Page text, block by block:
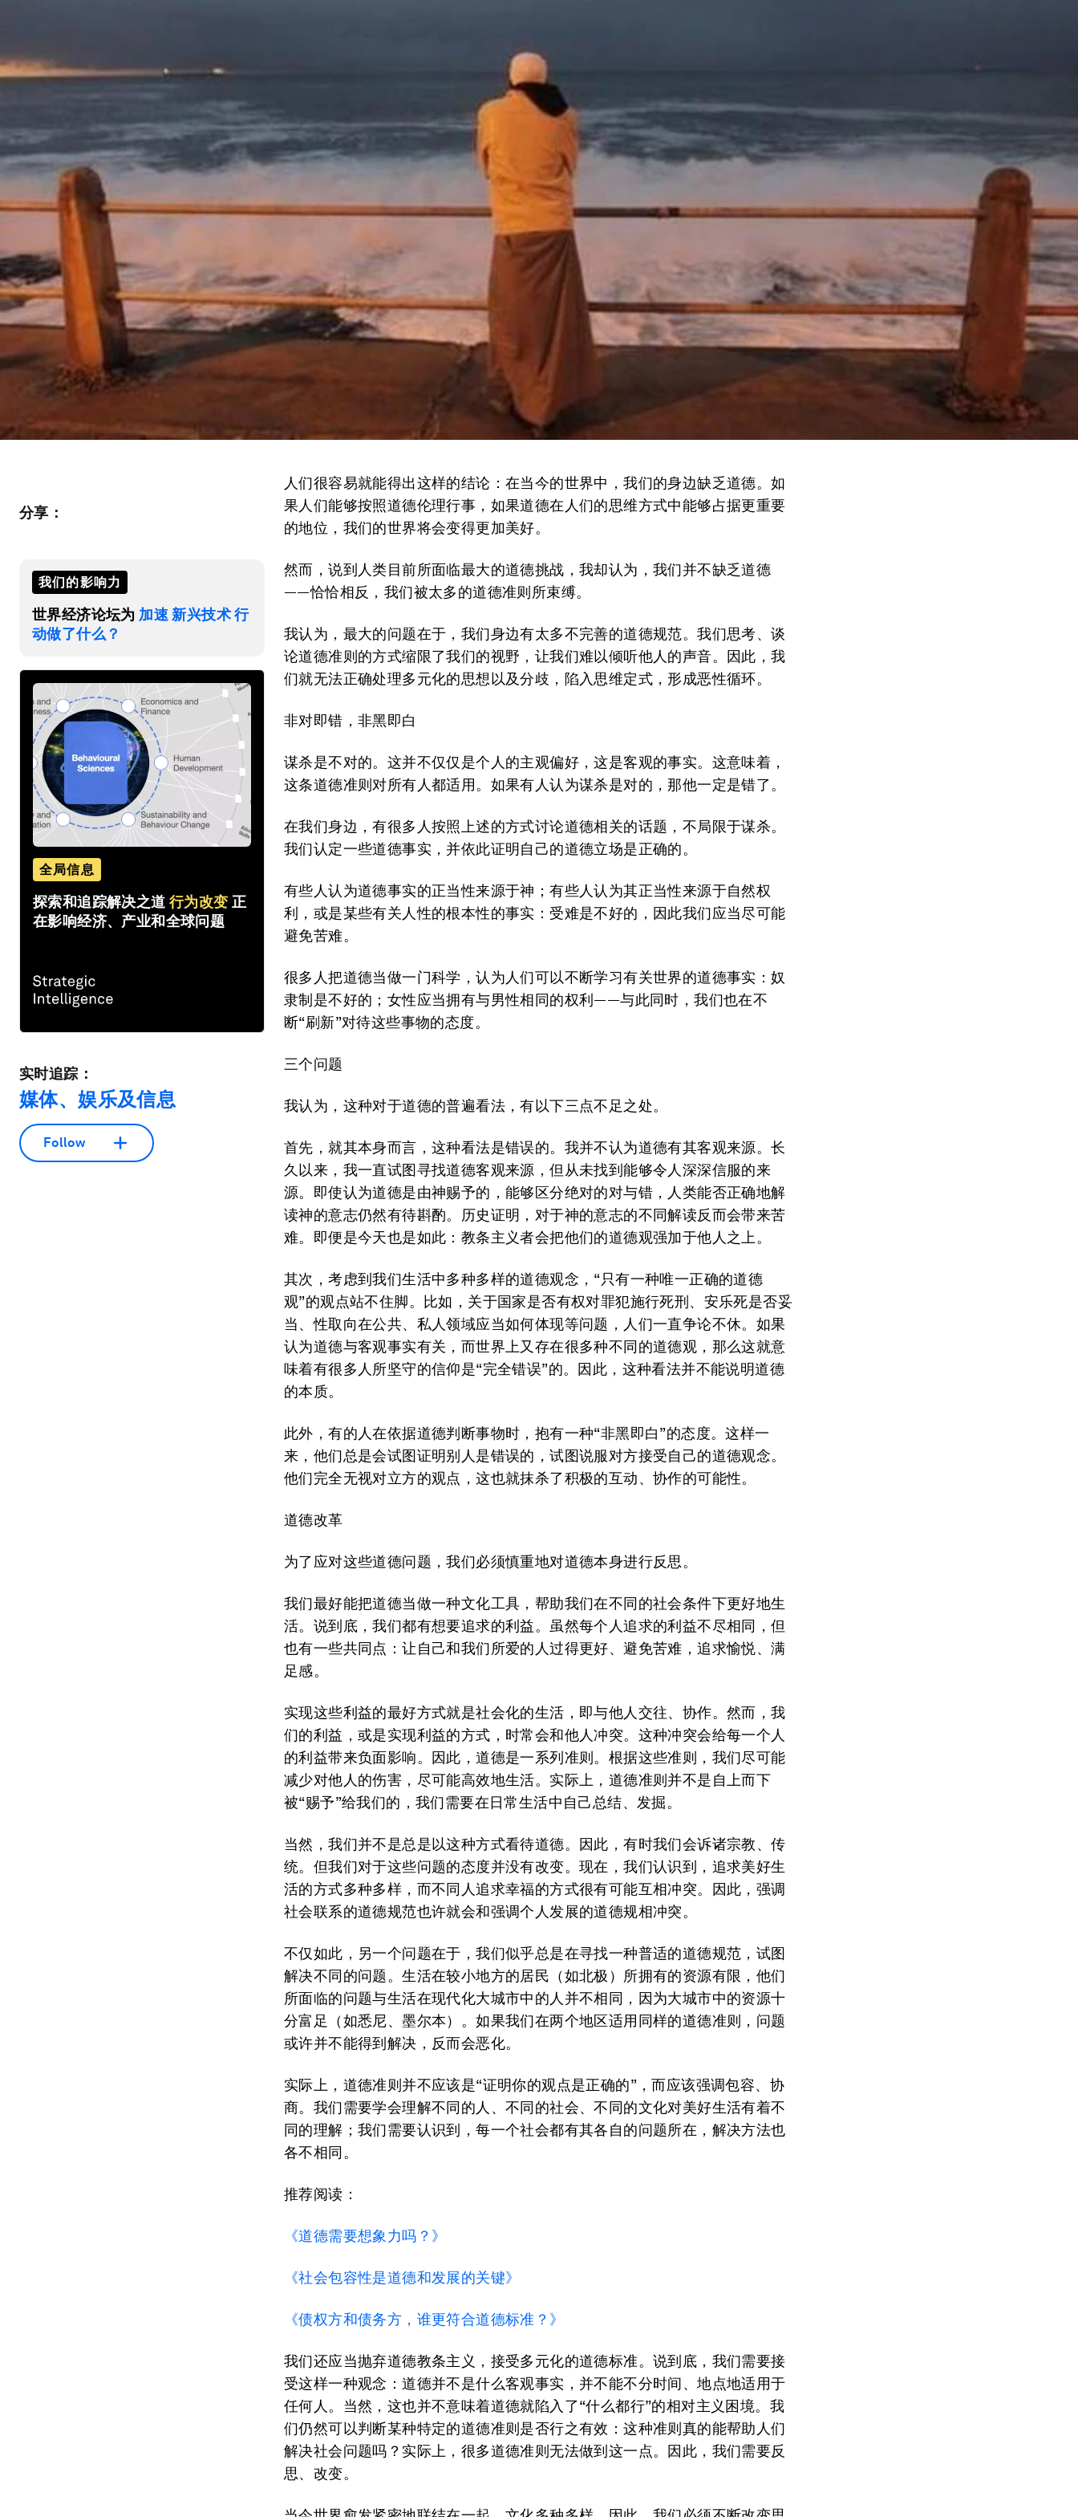
分享：
我们的影响力
世界经济论坛为 加速 新兴技术 行
动做了什么？
全局信息
探索和追踪解决之道 行为改变 正
在影响经济、产业和全球问题
实时追踪：
媒体、娱乐及信息
Follow
人们很容易就能得出这样的结论：在当今的世界中，我们的身边缺乏道德。如
果人们能够按照道德伦理行事，如果道德在人们的思维方式中能够占据更重要
的地位，我们的世界将会变得更加美好。
然而，说到人类目前所面临最大的道德挑战，我却认为，我们并不缺乏道德
——恰恰相反，我们被太多的道德准则所束缚。
我认为，最大的问题在于，我们身边有太多不完善的道德规范。我们思考、谈
论道德准则的方式缩限了我们的视野，让我们难以倾听他人的声音。因此，我
们就无法正确处理多元化的思想以及分歧，陷入思维定式，形成恶性循环。
非对即错，非黑即白
谋杀是不对的。这并不仅仅是个人的主观偏好，这是客观的事实。这意味着，
这条道德准则对所有人都适用。如果有人认为谋杀是对的，那他一定是错了。
在我们身边，有很多人按照上述的方式讨论道德相关的话题，不局限于谋杀。
我们认定一些道德事实，并依此证明自己的道德立场是正确的。
有些人认为道德事实的正当性来源于神；有些人认为其正当性来源于自然权
利，或是某些有关人性的根本性的事实：受难是不好的，因此我们应当尽可能
避免苦难。
很多人把道德当做一门科学，认为人们可以不断学习有关世界的道德事实：奴
隶制是不好的；女性应当拥有与男性相同的权利——与此同时，我们也在不
断“刷新”对待这些事物的态度。
三个问题
我认为，这种对于道德的普遍看法，有以下三点不足之处。
首先，就其本身而言，这种看法是错误的。我并不认为道德有其客观来源。长
久以来，我一直试图寻找道德客观来源，但从未找到能够令人深深信服的来
源。即使认为道德是由神赐予的，能够区分绝对的对与错，人类能否正确地解
读神的意志仍然有待斟酌。历史证明，对于神的意志的不同解读反而会带来苦
难。即便是今天也是如此：教条主义者会把他们的道德观强加于他人之上。
其次，考虑到我们生活中多种多样的道德观念，“只有一种唯一正确的道德
观”的观点站不住脚。比如，关于国家是否有权对罪犯施行死刑、安乐死是否妥
当、性取向在公共、私人领域应当如何体现等问题，人们一直争论不休。如果
认为道德与客观事实有关，而世界上又存在很多种不同的道德观，那么这就意
味着有很多人所坚守的信仰是“完全错误”的。因此，这种看法并不能说明道德
的本质。
此外，有的人在依据道德判断事物时，抱有一种“非黑即白”的态度。这样一
来，他们总是会试图证明别人是错误的，试图说服对方接受自己的道德观念。
他们完全无视对立方的观点，这也就抹杀了积极的互动、协作的可能性。
道德改革
为了应对这些道德问题，我们必须慎重地对道德本身进行反思。
我们最好能把道德当做一种文化工具，帮助我们在不同的社会条件下更好地生
活。说到底，我们都有想要追求的利益。虽然每个人追求的利益不尽相同，但
也有一些共同点：让自己和我们所爱的人过得更好、避免苦难，追求愉悦、满
足感。
实现这些利益的最好方式就是社会化的生活，即与他人交往、协作。然而，我
们的利益，或是实现利益的方式，时常会和他人冲突。这种冲突会给每一个人
的利益带来负面影响。因此，道德是一系列准则。根据这些准则，我们尽可能
减少对他人的伤害，尽可能高效地生活。实际上，道德准则并不是自上而下
被“赐予”给我们的，我们需要在日常生活中自己总结、发掘。
当然，我们并不是总是以这种方式看待道德。因此，有时我们会诉诸宗教、传
统。但我们对于这些问题的态度并没有改变。现在，我们认识到，追求美好生
活的方式多种多样，而不同人追求幸福的方式很有可能互相冲突。因此，强调
社会联系的道德规范也许就会和强调个人发展的道德规相冲突。
不仅如此，另一个问题在于，我们似乎总是在寻找一种普适的道德规范，试图
解决不同的问题。生活在较小地方的居民（如北极）所拥有的资源有限，他们
所面临的问题与生活在现代化大城市中的人并不相同，因为大城市中的资源十
分富足（如悉尼、墨尔本）。如果我们在两个地区适用同样的道德准则，问题
或许并不能得到解决，反而会恶化。
实际上，道德准则并不应该是“证明你的观点是正确的”，而应该强调包容、协
商。我们需要学会理解不同的人、不同的社会、不同的文化对美好生活有着不
同的理解；我们需要认识到，每一个社会都有其各自的问题所在，解决方法也
各不相同。
推荐阅读：
《道德需要想象力吗？》
《社会包容性是道德和发展的关键》
《债权方和债务方，谁更符合道德标准？》
我们还应当抛弃道德教条主义，接受多元化的道德标准。说到底，我们需要接
受这样一种观念：道德并不是什么客观事实，并不能不分时间、地点地适用于
任何人。当然，这也并不意味着道德就陷入了“什么都行”的相对主义困境。我
们仍然可以判断某种特定的道德准则是否行之有效：这种准则真的能帮助人们
解决社会问题吗？实际上，很多道德准则无法做到这一点。因此，我们需要反
思、改变。